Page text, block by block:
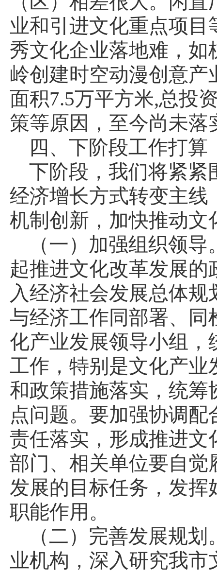
业和引进文化重点项
秀文化企业落地难，
岭创建时空动漫创意产
面积7.5万平方米,总投
策等原因，至今尚未落
四、下阶段工作打算
下阶段，我们将紧紧
经济增长方式转变主
机制创新，加快推动文
（一）加强组织领导
起推进文化改革发展
入经济社会发展总体
与经济工作同部署、
化产业发展领导小组
工作，特别是文化产
和政策措施落实，统
点问题。要加强协调
责任落实，形成推进
部门、相关单位要自
发展的目标任务，发
职能作用。
（二）完善发展规划
业机构，深入研究我